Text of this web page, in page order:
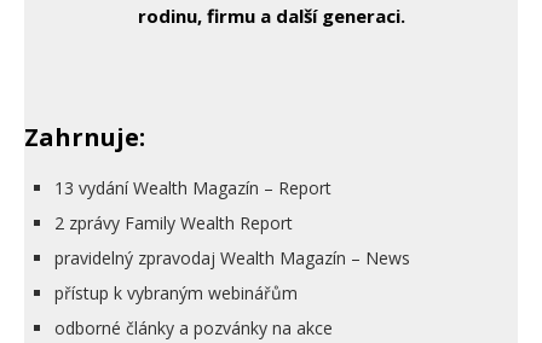
rodinu, firmu a další generaci.
Zahrnuje:
13 vydání Wealth Magazín – Report
2 zprávy Family Wealth Report
pravidelný zpravodaj Wealth Magazín – News
přístup k vybraným webinářům
odborné články a pozvánky na akce